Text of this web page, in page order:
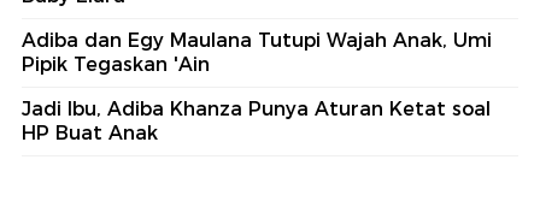
Adiba dan Egy Maulana Tutupi Wajah Anak, Umi
Pipik Tegaskan 'Ain
Jadi Ibu, Adiba Khanza Punya Aturan Ketat soal
HP Buat Anak